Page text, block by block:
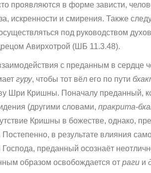
проявляются в форме зависти,
искренности и смирения. Также
под руководством
Авирхотрой (ШБ 11.3.48).
с преданным в сердце
гуру, чтобы тот вёл его по пути
Шри Кришны. Поначалу преданный,
(другими словами, пракрита-
Кришны в божестве, однако,
Постепенно, в результате влияния
Господа, преданный осознаёт
образом освобождается от раги и